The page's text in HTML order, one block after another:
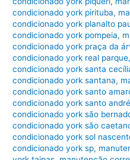
condicionado york pirituba,
condicionado york planalto
condicionado york pompeia,
condicionado york praça da
condicionado york real parque,
condicionado york santa
condicionado york santana,
condicionado york santo
condicionado york santo andré
condicionado york são
condicionado york são
condicionado york sol
condicionado york sp,